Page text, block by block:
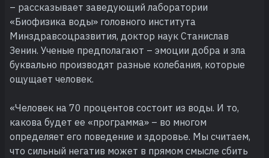
– рассказывает заведующий лаборатории
«Биофизика воды» головного института
Минздравсоцразвития, доктор наук Станислав
Зенин. Ученые предполагают – эмоции добра и зла
буквально производят разные колебания, которые
ощущает человек.
«Человек на 70 процентов состоит из воды. И то,
какова будет ее «программа» – во многом
определяет его поведение и здоровье. Мы считаем,
что сильный негатив может в прямом смысле сбить